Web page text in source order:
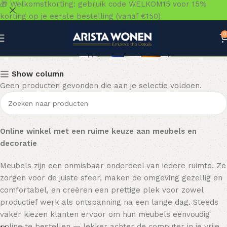
0
Verlichting
Show column
Geen producten gevonden die aan je selectie voldoen.
Online winkel met een ruime keuze aan meubels en
decoratie
Meubels zijn een onmisbaar onderdeel van iedere ruimte. Ze
zorgen voor de juiste sfeer, maken de omgeving gezellig en
comfortabel, en creëren een prettige plek voor zowel
productief werk als ontspanning na een lange dag. Steeds
vaker kiezen klanten ervoor om hun meubels eenvoudig
🎁 Welkomstkorting: gebruik code WELKOM15 voor 15%
korting op je eerste bestelling (vanaf €150)